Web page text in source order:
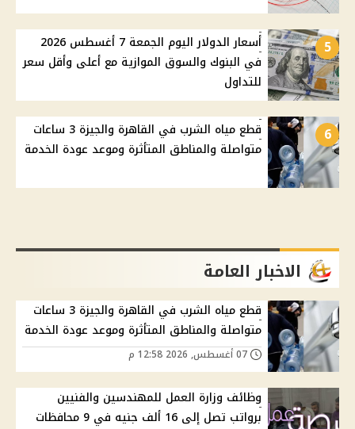
5
أسعار الدولار اليوم الجمعة 7 أغسطس 2026
في البنوك والسوق الموازية مع أعلى وأقل سعر
للتداول
6
قطع مياه الشرب في القاهرة والجيزة 3 ساعات
متواصلة والمناطق المتأثرة وموعد عودة الخدمة
الاخبار العامة
قطع مياه الشرب في القاهرة والجيزة 3 ساعات
متواصلة والمناطق المتأثرة وموعد عودة الخدمة
وظائف وزارة العمل للمهندسين والفنيين
برواتب تصل إلى 16 ألف جنيه في 9 محافظات